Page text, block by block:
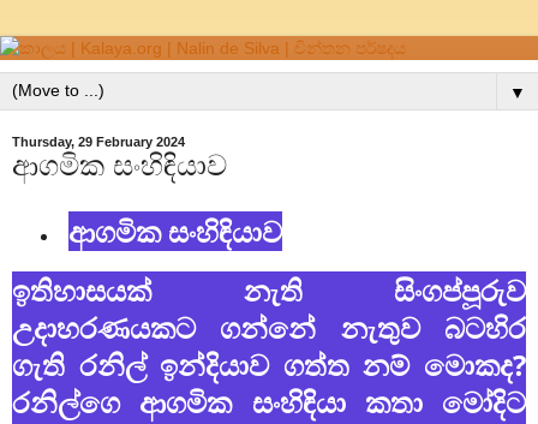
▼
Thursday, 29 February 2024
ආගමික සංහිඳියාව
ආගමික සංහිඳියාව
ඉතිහාසයක් නැති සිංගප්පූරුව
උදාහරණයකට ගන්නේ නැතුව බටහිර
ගැති රනිල් ඉන්දියාව ගත්ත නම් මොකද?
රනිල්ගෙ ආගමික සංහිඳියා කතා මෝදිට